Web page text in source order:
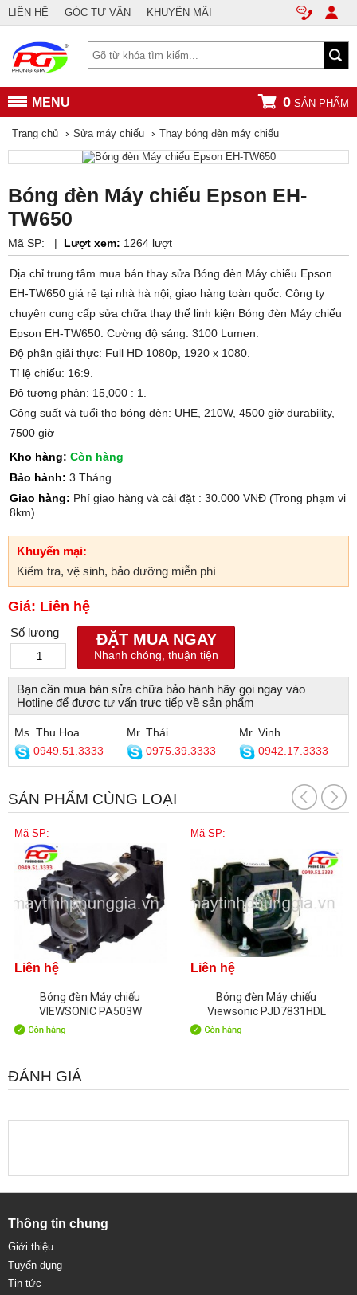
LIÊN HỆ GÓC TƯ VẤN KHUYẾN MÃI
MENU 0 SẢN PHẨM
Trang chủ › Sửa máy chiếu › Thay bóng đèn máy chiếu
Bóng đèn Máy chiếu Epson EH-
TW650
Mã SP: | Lượt xem: 1264 lượt
Địa chỉ trung tâm mua bán thay sửa Bóng đèn Máy chiếu Epson
EH-TW650 giá rẻ tại nhà hà nội, giao hàng toàn quốc. Công ty
chuyên cung cấp sửa chữa thay thế linh kiện Bóng đèn Máy chiếu
Epson EH-TW650. Cường độ sáng: 3100 Lumen.
Độ phân giải thực: Full HD 1080p, 1920 x 1080.
Tỉ lệ chiếu: 16:9.
Độ tương phản: 15,000 : 1.
Công suất và tuổi thọ bóng đèn: UHE, 210W, 4500 giờ durability,
7500 giờ
Kho hàng: Còn hàng
Bảo hành: 3 Tháng
Giao hàng: Phí giao hàng và cài đặt : 30.000 VNĐ (Trong phạm vi
8km).
Khuyến mại:
Kiểm tra, vệ sinh, bảo dưỡng miễn phí
Giá: Liên hệ
Số lượng ĐẶT MUA NGAY
Nhanh chóng, thuận tiện
Bạn cần mua bán sửa chữa bảo hành hãy gọi ngay vào
Hotline để được tư vấn trực tiếp về sản phẩm
Ms. Thu Hoa
0949.51.3333
Mr. Thái
0975.39.3333
Mr. Vinh
0942.17.3333
SẢN PHẨM CÙNG LOẠI
Mã SP:
Liên hệ
Bóng đèn Máy chiếu
VIEWSONIC PA503W
Mã SP:
Liên hệ
Bóng đèn Máy chiếu
Viewsonic PJD7831HDL
ĐÁNH GIÁ
Thông tin chung
Giới thiệu
Tuyển dụng
Tin tức